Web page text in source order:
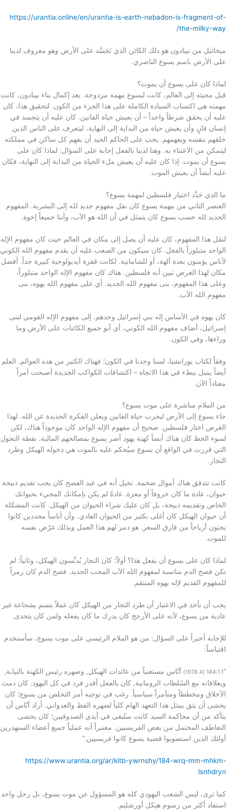
https://urantia.online/en/urantia-is-earth-nebadon-is-fragment-of-
the-milky-way/
ميخائيل من نيبادون هو ذلك الكائن الذي تَجَسَّد على الأرض وهو معروف لدينا
على الأرض باسم يسوع الناصري.
لماذا كان على يسوع أن يموت؟
قبل مجيئه إلى العالم، كانت ليسوع مهمة مزدوجة. بعد إكمال بناء نيبادون، كانت
مهمته هي اكتساب السيادة الكاملة على هذا الجزء من الكون. لتحقيق هذا، كان
عليه أن يحقق شرطاً واحداً – أن يعيش حياة الفانين. كان عليه أن يتجسد في
إنسان فانٍ وأن يعيش حياة من البداية إلى النهاية، ليتعرف على الناس الذين
خلقهم بنفسه ويفهمهم. يجب على الحاكم الجيد أن يفهم كل ساكن في مملكته
ليتمكن من الاعتناء به. وهنا لدينا بالفعل إجابة على السؤال: لماذا كان على
يسوع أن يموت. إذا كان عليه أن يعيش ملء الحياة من البداية إلى النهاية، فكان
عليه أيضاً أن يعيش الموت.
ما الذي حَدَّد اختيار فلسطين لمهمة يسوع؟
العنصر الثاني من مهمة يسوع كان نقل مفهوم جديد لله إلى البشرية. المفهوم
الجديد لله حسب يسوع كان يتمثل في أن الله هو الآب، وأننا جميعاً إخوة.
لنقل هذا المفهوم، كان عليه أن يصل إلى مكان في العالم حيث كان مفهوم الإله
الواحد متبلوراً بالفعل. كان سيكون من الصعب عليه أن يقدم مفهوم الله الكوني
لأناس يؤمنون بعدة آلهة، أو للشامانية. لكانت قفزة أيديولوجية كبيرة جداً. أفضل
مكان لهذا الغرض تبين أنه فلسطين. هناك كان مفهوم الإله الواحد متبلوراً،
وعلى هذا المفهوم، بنى مفهوم الله الجديد. أي على مفهوم الله يهوه، بنى
مفهوم الله الآب.
كان يهوه في الأساس إله بني إسرائيل وحدهم. إلى مفهوم الإله القومي لبنى
إسرائيل، أضاف مفهوم الله الكوني، أي أبو جميع الكائنات على الأرض وما
وراءها، وفي الكون.
وفقاً لكتاب يورانشيا، لسنا وحدنا في الكون؛ فهناك الكثير من هذه العوالم. العلم
أيضاً يميل ببطء في هذا الاتجاه – اكتشافات الكواكب الجديدة أصبحت أمراً
معتاداً الآن.
من الملام مباشرة على موت يسوع؟
جاء يسوع إلى الأرض ليجرب حياة الفانين ويعلن الفكرة الجديدة عن الله. لهذا
الغرض اختار فلسطين. صحيح أن مفهوم الإله الواحد كان موجوداً هناك، لكن
لسوء الحظ كان هناك أيضاً كهنة يهود أضر يسوع بمصالحهم المالية. نقطة التحول
التي قررت في الواقع أن يسوع سيُحكم عليه بالموت هي دخوله الهيكل وطرد
التجار.
كانت تتدفق هناك أموال ضخمة. تخيل أنه في عيد الفصح كان يجب تقديم ذبيحة
حيوان، عادة ما كان خروفاً أو معزة. عادةً لم يكن بإمكانك المجيء بحيوانك
الخاص وتقديمه ذبيحة، بل كان عليك شراء الحيوان من الهيكل. كانت المشكلة
أن حيوان الهيكل كان أغلى بكثير من الحيوان العادي، وأن أناساً محددين كانوا
يجنون أرباحاً من فارق السعر. هو دمر لهم هذا العمل وبذلك عرّض نفسه
للموت.
لماذا كان على يسوع أن يفعل هذا؟ أولاً: كان التجار يُدنِّسون الهيكل، وثانياً: لم
تكن فصح الدم مناسبة لمفهوم الله الآب المحب الجديد. فصح الدم كان رمزاً
للمفهوم القديم لإله يهوه المنتقم.
يجب أن نأخذ في الاعتبار أن طرد التجار من الهيكل كان عملاً يتسم بشجاعة غير
عادية من يسوع، لأنه على الأرجح كان يدرك ما كان يفعله ولمن كان يتحدى.
للإجابة أخيراً على السؤال: من هو الملام الرئيسي على موت يسوع، سأستخدم
اقتباساً:
“
184:1.1 (1978.4)
آنّاس مستغنياً من عائدات الهيكل, وصهره رئيس الكهنة بالنيابة,
وبعلاقاته مع السُلطات الرومانية, كان بالفعل أقدر فرد في كل اليهود. كان دمث
الأخلاق ومخططاً ومتآمراً سياسياً. رغب في توجيه أمر التخلص من يسوع؛ كان
يخشى أن يثق بمثل هذا التعهد الهام كلياً لصهره الفظ والعدواني. أراد آنّاس أن
يتأكد من أن محاكمة السيد كانت ستُبقى في أيدي الصدوقيين؛ كان يخشى
التعاطف المحتمل من بعض الفريسيين. معتبراً أنه عملياً جميع أعضاء السنهدرين
أولئك الذين استصوبوا قضية يسوع كانوا فريسيين.”
https://www.urantia.org/ar/kitb-ywrnshy/184-wrq-mm-mhkm-
lsnhdryn
كما ترى، ليس الشعب اليهودي كله هو المسؤول عن موت يسوع، بل رجل واحد
استفاد أكثر من رسوم هيكل أورشليم.